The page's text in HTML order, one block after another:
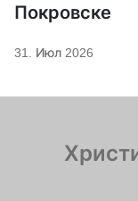
Покровске
31. Июл 2026